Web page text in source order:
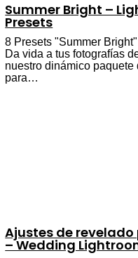
Summer Bright –
Presets
8 Presets "Summer
Da vida a tus fotografías
nuestro dinámico paquete
para…
Ajustes de
– Wedding